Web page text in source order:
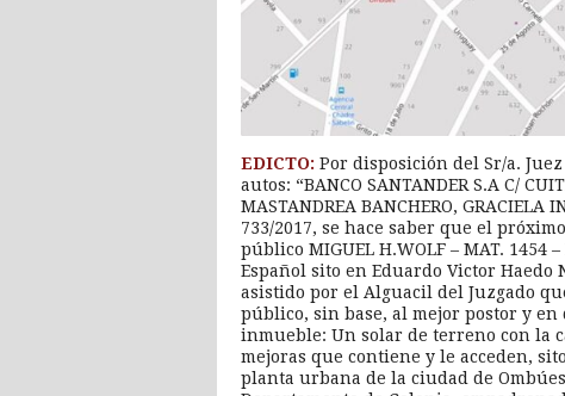
EDICTO: Por disposición del Sr/a.
autos: “BANCO SANTANDER S.A C/
MASTANDREA BANCHERO, GRACIELA
733/2017, se hace saber que el
público MIGUEL H.WOLF – MAT. 1454
Español sito en Eduardo Victor Haedo
asistido por el Alguacil del Juzgado
público, sin base, al mejor postor y
inmueble: Un solar de terreno con la
mejoras que contiene y le acceden,
planta urbana de la ciudad de